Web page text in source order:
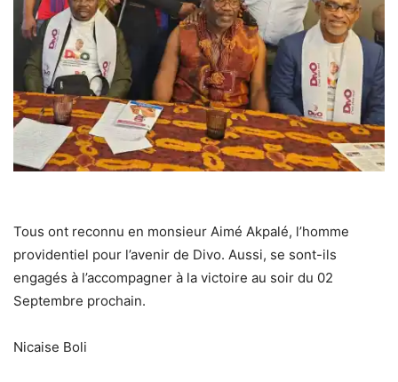
Tous ont reconnu en monsieur Aimé Akpalé, l’homme
providentiel pour l’avenir de Divo. Aussi, se sont-ils
engagés à l’accompagner à la victoire au soir du 02
Septembre prochain.
Nicaise Boli